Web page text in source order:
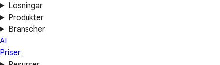
Lösningar
Produkter
Branscher
AI
Priser